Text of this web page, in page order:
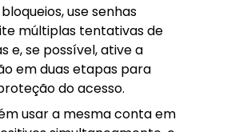
use senhas
múltiplas tentativas de
e, se possível, ative a
em duas etapas para
do acesso.
usar a mesma conta em